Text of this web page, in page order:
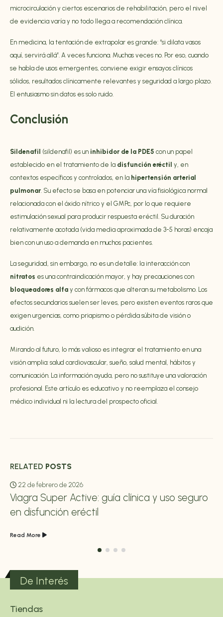
microcirculación y ciertos escenarios de rehabilitación, pero el nivel
de evidencia varía y no todo llega a recomendación clínica.
En medicina, la tentación de extrapolar es grande: “si dilata vasos
aquí, servirá allá”. A veces funciona. Muchas veces no. Por eso, cuando
se habla de usos emergentes, conviene exigir ensayos clínicos
sólidos, resultados clínicamente relevantes y seguridad a largo plazo.
El entusiasmo sin datos es solo ruido.
Conclusión
Sildenafil (sildenafil) es un inhibidor de la PDE5 con un papel
establecido en el tratamiento de la disfunción eréctil y, en
contextos específicos y controlados, en la hipertensión arterial
pulmonar . Su efecto se basa en potenciar una vía fisiológica normal
relacionada con el óxido nítrico y el GMPc, por lo que requiere
estimulación sexual para producir respuesta eréctil. Su duración
relativamente acotada (vida media aproximada de 3-5 horas) encaja
bien con un uso a demanda en muchos pacientes.
La seguridad, sin embargo, no es un detalle: la interacción con
nitratos es una contraindicación mayor, y hay precauciones con
bloqueadores alfa y con fármacos que alteran su metabolismo. Los
efectos secundarios suelen ser leves, pero existen eventos raros que
exigen urgencias, como priapismo o pérdida súbita de visión o
audición.
Mirando al futuro, lo más valioso es integrar el tratamiento en una
visión amplia: salud cardiovascular, sueño, salud mental, hábitos y
comunicación. La información ayuda, pero no sustituye una valoración
profesional. Este artículo es educativo y no reemplaza el consejo
médico individual ni la lectura del prospecto oficial.
RELATED POSTS
22 de febrero de 2026
Viagra Super Active: guía clínica y uso seguro
en disfunción eréctil
Read More
De Interés
Tiendas